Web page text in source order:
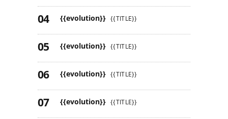
{{evolution}} {{TITLE}}
{{evolution}} {{TITLE}}
{{evolution}} {{TITLE}}
{{evolution}} {{TITLE}}